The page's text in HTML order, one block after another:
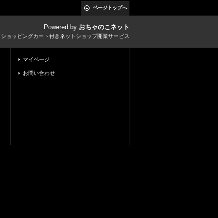
ページトップへ
Powered by おちゃのこネット
ョッピングカート付きネットショップ開業サービス
マイページ
お問い合わせ